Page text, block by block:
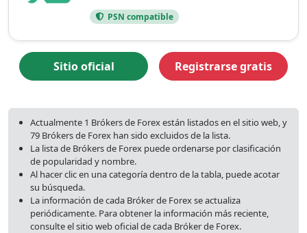
reseñas
PSN compatible
Sitio oficial Registrarse gratis
Actualmente 1 Brókers de Forex están listados en el sitio web, y
79 Brókers de Forex han sido excluidos de la lista.
La lista de Brókers de Forex puede ordenarse por clasificación
de popularidad y nombre.
Al hacer clic en una categoría dentro de la tabla, puede acotar
su búsqueda.
La información de cada Bróker de Forex se actualiza
periódicamente. Para obtener la información más reciente,
consulte el sitio web oficial de cada Bróker de Forex.